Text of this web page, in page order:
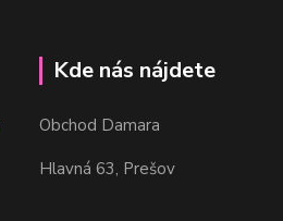
Kde nás nájdete
Obchod Damara
Hlavná 63, Prešov